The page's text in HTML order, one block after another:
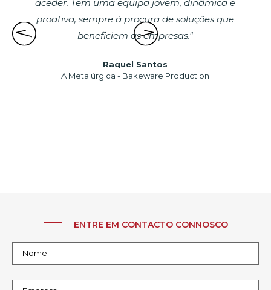
aceder. Tem uma equipa jovem, dinâmica e
proativa, sempre à procura de soluções que
beneficiem as empresas."
Raquel Santos
A Metalúrgica - Bakeware Production
ENTRE EM CONTACTO CONNOSCO